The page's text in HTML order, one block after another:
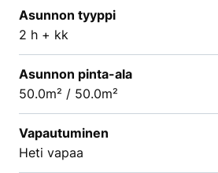
Asunnon tyyppi
2 h + kk
Asunnon pinta-ala
50.0m² / 50.0m²
Vapautuminen
Heti vapaa